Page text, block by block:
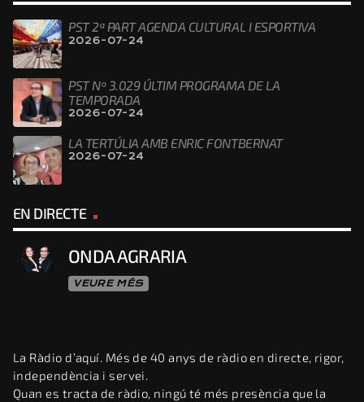
PST 2ª PART AGENDA CULTURAL I ESPORTIVA
2026-07-24
PST Nº 3.029 ÚLTIM PROGRAMA DE LA
TEMPORADA
2026-07-24
LA TERTÚLIA AMB ENRIC FONTBERNAT
2026-07-24
EN DIRECTE
ONDA AGRARIA
VEURE MÉS
La Ràdio d’aquí. Més de 40 anys de ràdio en directe, rigor,
independència i servei.
Quan es tracta de ràdio, ningú té més presència que la